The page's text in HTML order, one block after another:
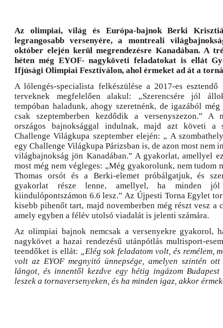
Az olimpiai, világ és Európa-bajnok Berki
legrangosabb versenyére, a montreali
október elején kerül megrendezésre Kanadában. A
héten még EYOF- nagyköveti feladatokat is ellát
Ifjúsági Olimpiai Fesztiválon, ahol érmeket ad át a
A lólengés-specialista felkészülése a 2017-es
terveknek megfelelően alakul: „Szerencsére jól
tempóban haladunk, ahogy szeretnénk, de igazából
csak szeptemberben kezdődik a versenyszezon.” A
országos bajnoksággal indulnak, majd azt követi a
Challenge Világkupa szeptember elején: „ A
egy Challenge Világkupa Párizsban is, de azon most nem
világbajnokság jön Kanadában.” A gyakorlat, amellyel
most még nem végleges: „Még gyakorolunk, nem tudom
Thomas orsót és a Berki-elemet próbálgatjuk, és
gyakorlat része lenne, amellyel, ha minden
kiindulópontszámon 6.6 lesz.” Az Újpesti Torna Egylet
kisebb pihenőt tart, majd novemberben még részt vesz a
amely egyben a félév utolsó viadalát is jelenti számára.
Az olimpiai bajnok nemcsak a versenyekre gyakorol,
nagykövet a hazai rendezésű utánpótlás multisport-
teendőket is ellát: „Elég sok feladatom volt, és remélem,
volt az EYOF megnyitó ünnepsége, amelyen szintén
lángot, és innentől kezdve egy hétig ingázom
leszek a tornaversenyeken, és ha minden igaz, akkor